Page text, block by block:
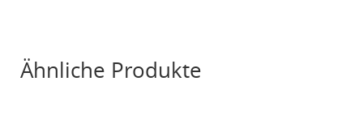
Ähnliche Produkte